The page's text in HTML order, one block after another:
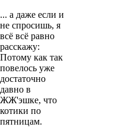
... а даже если и
не спросишь, я
всё всё равно
расскажу:
Потому как так
повелось уже
достаточно
давно в
ЖЖ'эшке, что
котики по
пятницам.